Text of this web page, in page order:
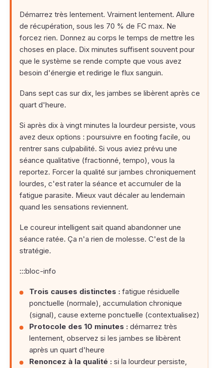
Démarrez très lentement. Vraiment lentement. Allure
de récupération, sous les 70 % de FC max. Ne
forcez rien. Donnez au corps le temps de mettre les
choses en place. Dix minutes suffisent souvent pour
que le système se rende compte que vous avez
besoin d'énergie et redirige le flux sanguin.
Dans sept cas sur dix, les jambes se libèrent après ce
quart d'heure.
Si après dix à vingt minutes la lourdeur persiste, vous
avez deux options : poursuivre en footing facile, ou
rentrer sans culpabilité. Si vous aviez prévu une
séance qualitative (fractionné, tempo), vous la
reportez. Forcer la qualité sur jambes chroniquement
lourdes, c'est rater la séance et accumuler de la
fatigue parasite. Mieux vaut décaler au lendemain
quand les sensations reviennent.
Le coureur intelligent sait quand abandonner une
séance ratée. Ça n'a rien de molesse. C'est de la
stratégie.
:::bloc-info
Trois causes distinctes : fatigue résiduelle
ponctuelle (normale), accumulation chronique
(signal), cause externe ponctuelle (contextualisez)
Protocole des 10 minutes : démarrez très
lentement, observez si les jambes se libèrent
après un quart d'heure
Renoncez à la qualité : si la lourdeur persiste,